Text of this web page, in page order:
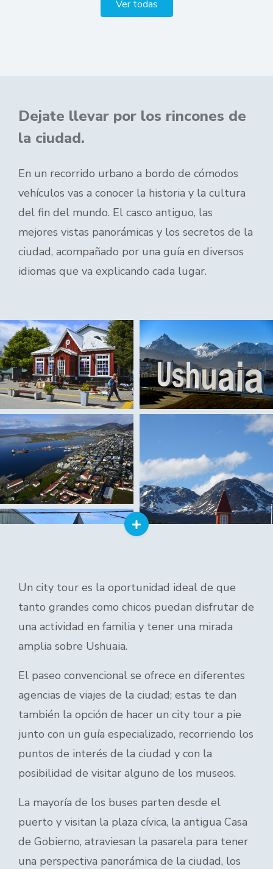
Ver todas
Dejate llevar por los rincones de
la ciudad.
En un recorrido urbano a bordo de cómodos
vehículos vas a conocer la historia y la cultura
del fin del mundo. El casco antiguo, las
mejores vistas panorámicas y los secretos de la
ciudad, acompañado por una guía en diversos
idiomas que va explicando cada lugar.
Un city tour es la oportunidad ideal de que
tanto grandes como chicos puedan disfrutar de
una actividad en familia y tener una mirada
amplia sobre Ushuaia.
El paseo convencional se ofrece en diferentes
agencias de viajes de la ciudad; estas te dan
también la opción de hacer un city tour a pie
junto con un guía especializado, recorriendo los
puntos de interés de la ciudad y con la
posibilidad de visitar alguno de los museos.
La mayoría de los buses parten desde el
puerto y visitan la plaza cívica, la antigua Casa
de Gobierno, atraviesan la pasarela para tener
una perspectiva panorámica de la ciudad, los